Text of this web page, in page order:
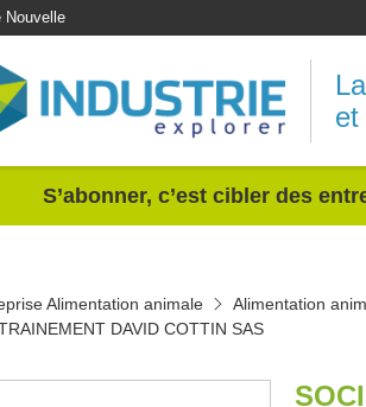
Nouvelle
et
S’abonner, c’est cibler des
Alimentation animale Alimentation
DAVID COTTIN SAS